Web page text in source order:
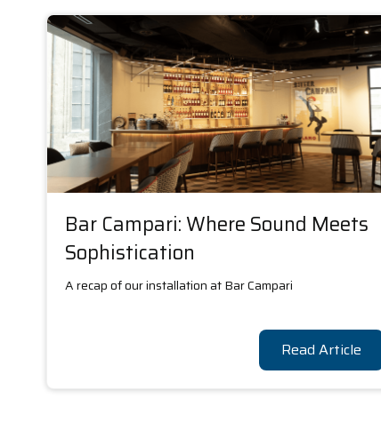
Bar Campari: Where Sound Meets
Sophistication
A recap of our installation at Bar Campari
Read Article